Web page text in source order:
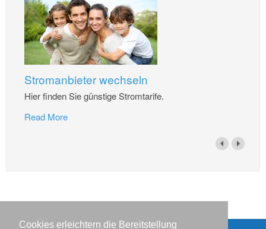
Cookies erleichtern die Bereitstellung
Stromanbieter wechseln
Hier finden Sie günstige Stromtarife.
Read More